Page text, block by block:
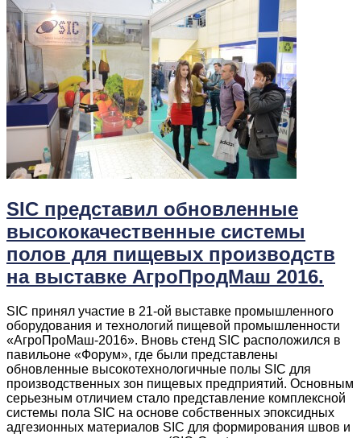
SIC представил обновленные
высококачественные системы
полов для пищевых производств
на выставке АгроПродМаш 2016.
SIC принял участие в 21-ой выставке промышленного
оборудования и технологий пищевой промышленности
«АгроПроМаш-2016». Вновь стенд SIC расположился в
павильоне «Форум», где были представлены
обновленные высокотехнологичные полы SIC для
производственных зон пищевых предприятий. Основным
серьезным отличием стало представление комплексной
системы пола SIC на основе собственных эпоксидных
адгезионных материалов SIC для формирования швов и